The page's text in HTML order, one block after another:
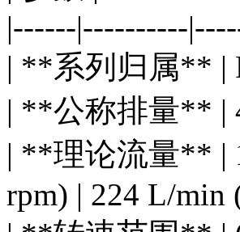
|------|----------
| **系列归属** |
| **公称排量** |
| **理论流量** |
rpm) | 224 L/min